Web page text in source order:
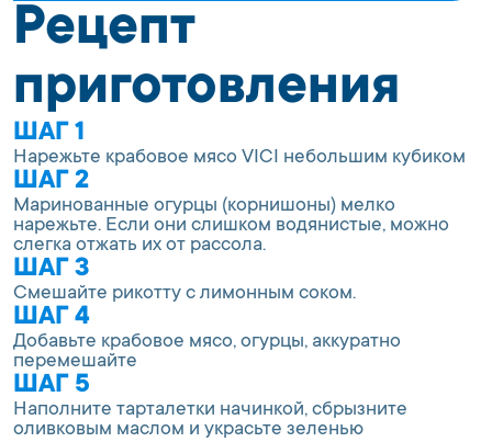
Рецепт
приготовления
ШАГ 1
Нарежьте крабовое мясо VICI небольшим кубиком
ШАГ 2
Маринованные огурцы (корнишоны) мелко
нарежьте. Если они слишком водянистые, можно
слегка отжать их от рассола.
ШАГ 3
Смешайте рикотту с лимонным соком.
ШАГ 4
Добавьте крабовое мясо, огурцы, аккуратно
перемешайте
ШАГ 5
Наполните тарталетки начинкой, сбрызните
оливковым маслом и украсьте зеленью